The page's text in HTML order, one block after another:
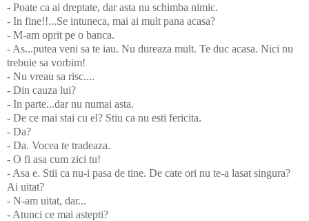
- Poate ca ai dreptate, dar asta nu schimba nimic.
- In fine!!...Se intuneca, mai ai mult pana acasa?
- M-am oprit pe o banca.
- As...putea veni sa te iau. Nu dureaza mult. Te duc acasa. Nici nu
trebuie sa vorbim!
- Nu vreau sa risc....
- Din cauza lui?
- In parte...dar nu numai asta.
- De ce mai stai cu el? Stiu ca nu esti fericita.
- Da?
- Da. Vocea te tradeaza.
- O fi asa cum zici tu!
- Asa e. Stii ca nu-i pasa de tine. De cate ori nu te-a lasat singura?
Ai uitat?
- N-am uitat, dar...
- Atunci ce mai astepti?